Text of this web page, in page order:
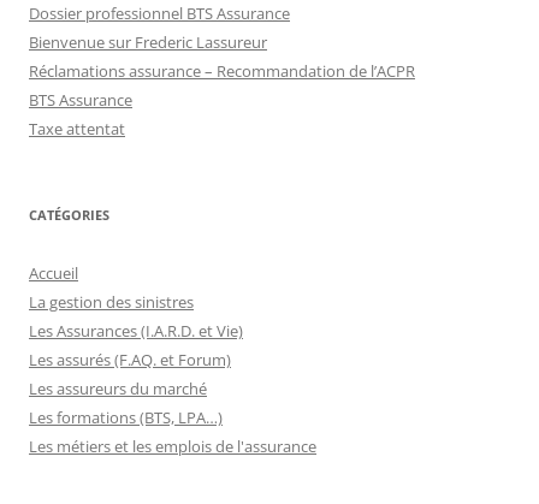
Dossier professionnel BTS Assurance
Bienvenue sur Frederic Lassureur
Réclamations assurance – Recommandation de l’ACPR
BTS Assurance
Taxe attentat
CATÉGORIES
Accueil
La gestion des sinistres
Les Assurances (I.A.R.D. et Vie)
Les assurés (F.AQ. et Forum)
Les assureurs du marché
Les formations (BTS, LPA…)
Les métiers et les emplois de l'assurance